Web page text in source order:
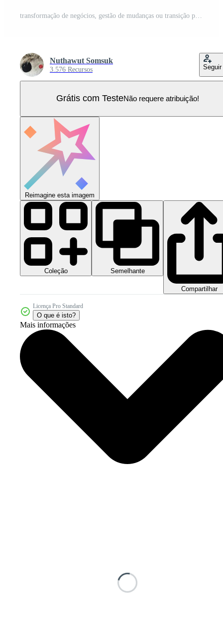
Nuthawut Somsuk
3.576 Recursos Seguir
Grátis com TesteNão requere atribuição!
Reimagine esta imagem
Coleção Semelhante
Compartilhar
Licença Pro Standard
O que é isto?
Mais informações